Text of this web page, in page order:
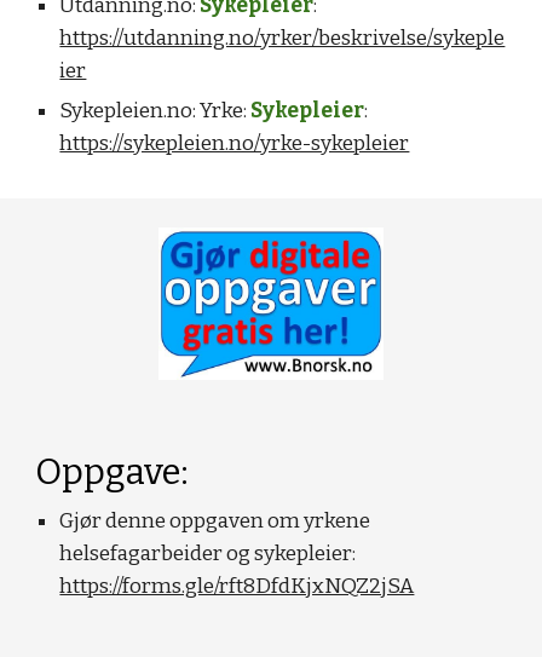
Utdanning.no: Sykepleier:
https://utdanning.no/yrker/beskrivelse/sykeple
ier
Sykepleien.no: Yrke: Sykepleier:
https://sykepleien.no/yrke-sykepleier
Oppgave:
Gjør denne oppgaven om yrkene
helsefagarbeider og sykepleier:
https://forms.gle/rft8DfdKjxNQZ2jSA